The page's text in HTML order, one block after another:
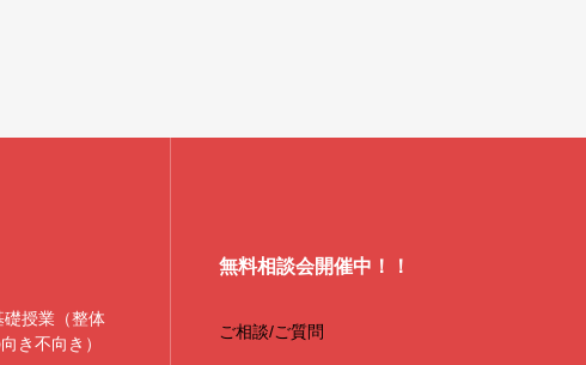
礎授業（整体
き不向き）
無料相談会開催中！！
ご相談/ご質問